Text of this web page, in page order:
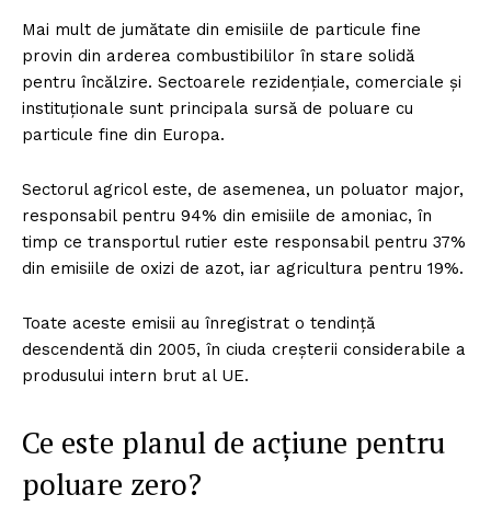
Un proiect
FREEDOM HOUSE ROMÂNIA
PRESShub
Despre noi / Echipa
Proiecte editoriale
Mai mult de jumătate din emisiile de particule fine
provin din arderea combustibililor în stare solidă
pentru încălzire. Sectoarele rezidențiale, comerciale și
instituționale sunt principala sursă de poluare cu
particule fine din Europa.
Sectorul agricol este, de asemenea, un poluator major,
responsabil pentru 94% din emisiile de amoniac, în
timp ce transportul rutier este responsabil pentru 37%
din emisiile de oxizi de azot, iar agricultura pentru 19%.
Toate aceste emisii au înregistrat o tendință
descendentă din 2005, în ciuda creșterii considerabile a
produsului intern brut al UE.
Ce este planul de acțiune pentru
poluare zero?